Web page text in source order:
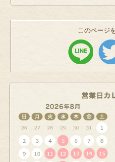
このページ